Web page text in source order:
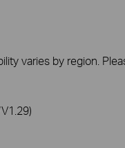
varies by region.